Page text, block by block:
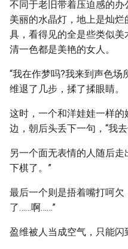
不同于老旧带着压迫感的
美丽的水晶灯，地上是灿
具，看得见的全是些类似
清一色都是美艳的女人。
“我在作梦吗?我来到声色场
维退了几步，揉了揉眼睛。
这时，一个和洋娃娃一样
边，朝后头丢下一句，“我
另一个面无表情的人随后
下棋了。”
最后一个则是捂着嘴打呵欠
了……啊……”
盈维被人当成空气，只能闪